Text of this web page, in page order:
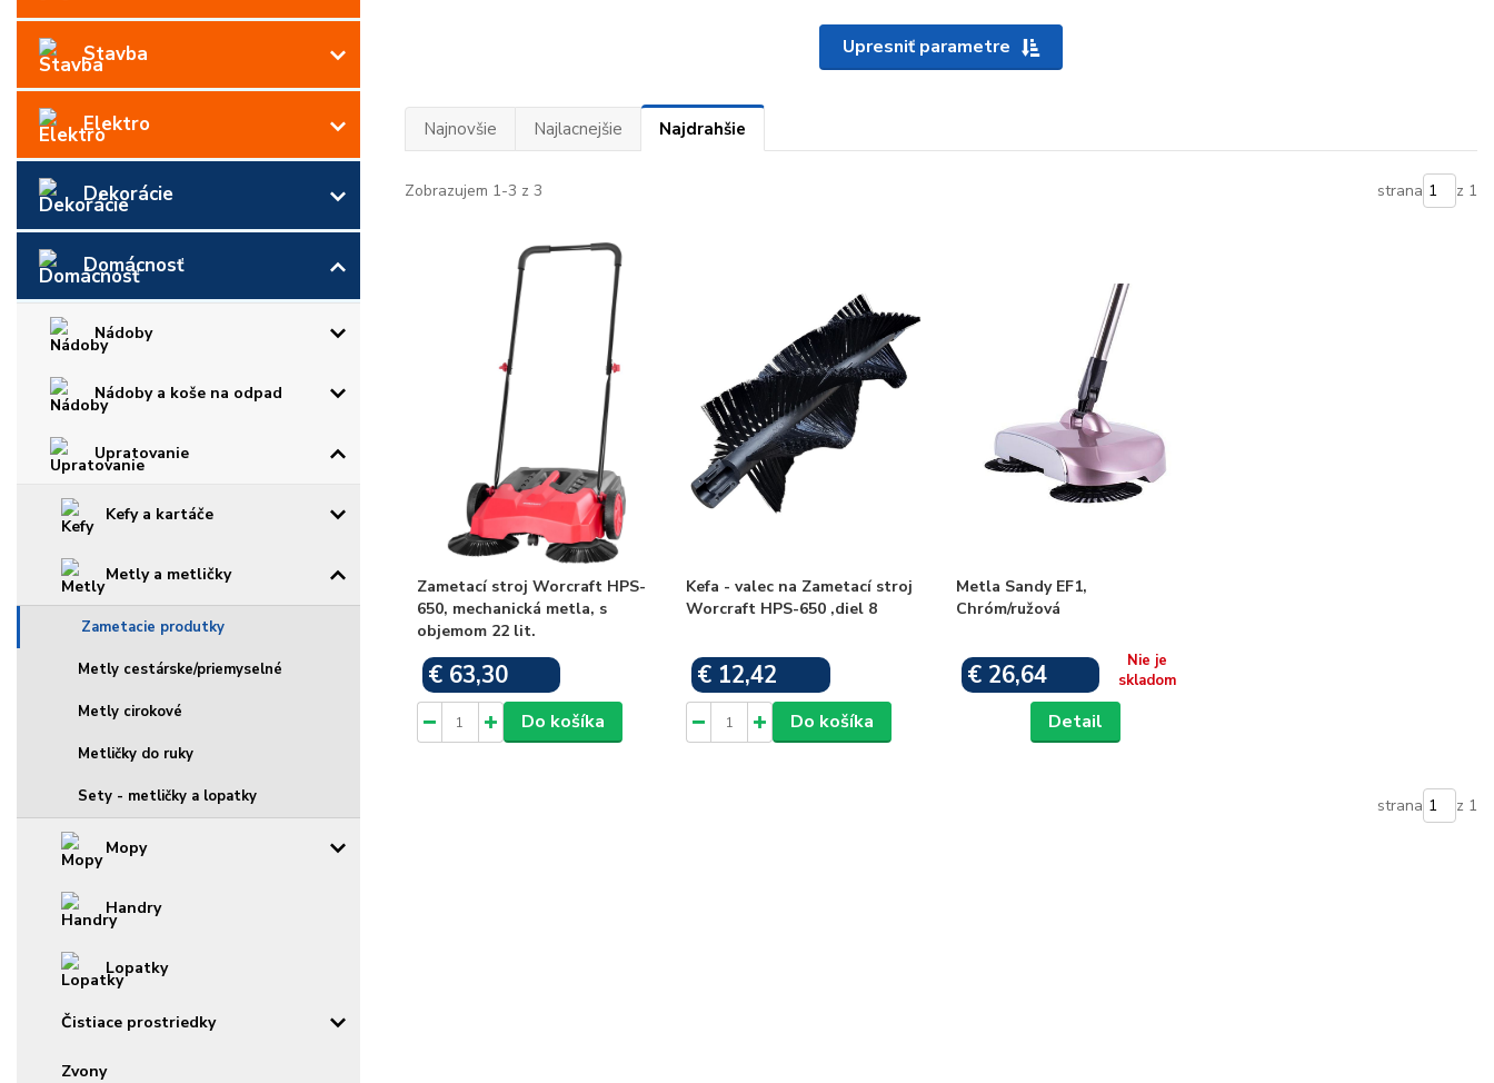
Stavba
Elektro
Dekorácie
Domácnosť
Nádoby
Nádoby a koše na odpad
Upratovanie
Kefy a kartáče
Metly a metličky
Zametacie produtky
Metly cestárske/priemyselné
Metly cirokové
Metličky do ruky
Sety - metličky a lopatky
Mopy
Handry
Lopatky
Čistiace prostriedky
Zvony
Upresniť parametre
Najnovšie Najlacnejšie Najdrahšie
Zobrazujem 1-3 z 3 strana z 1
Zametací stroj Worcraft HPS-
650, mechanická metla, s
objemom 22 lit.
€ 63,30
Do košíka
Kefa - valec na Zametací stroj
Worcraft HPS-650 ,diel 8
€ 12,42
Do košíka
Metla Sandy EF1,
Chróm/ružová
€ 26,64
Nie je
skladom
Detail
strana z 1